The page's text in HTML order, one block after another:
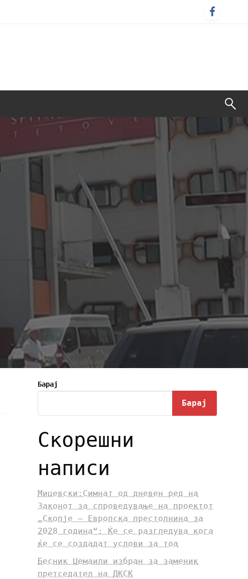
Барај
Барај
Скорешни
написи
Мицевски:Симнат од дневен ред на
Законот за спроведување на проектот
„Скопје – Европска престолнина за
2028 година“: Ќе се разгледува кога
ќе се создадат услови за тоа
Бесник Џемаили избран за заменик
претседател на ДКСК